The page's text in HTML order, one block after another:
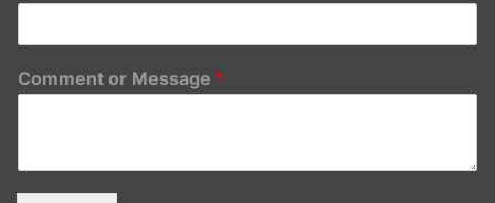
Comment or Message *